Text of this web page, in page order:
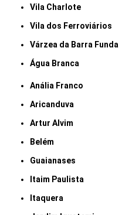
Vila Charlote
Vila dos Ferroviários
Várzea da Barra Funda
Água Branca
Anália Franco
Aricanduva
Artur Alvim
Belém
Guaianases
Itaim Paulista
Itaquera